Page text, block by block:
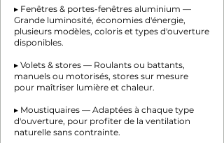
▸ Fenêtres & portes-fenêtres aluminium —
Grande luminosité, économies d'énergie,
plusieurs modèles, coloris et types d'ouverture
disponibles.
▸ Volets & stores — Roulants ou battants,
manuels ou motorisés, stores sur mesure
pour maîtriser lumière et chaleur.
▸ Moustiquaires — Adaptées à chaque type
d'ouverture, pour profiter de la ventilation
naturelle sans contrainte.